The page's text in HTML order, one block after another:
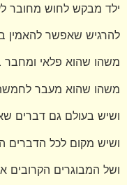
ילד מבקש לחוש מחובר
להרגיש שאפשר להאמין
משהו שהוא פלאי ומחבר
משהו שהוא מעבר
ושיש בעולם גם דברים
ושיש מקום לכל הדברים
ושל המבוגרים הקרובים